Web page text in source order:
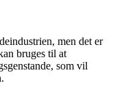
men det er
bruges til at
som vil